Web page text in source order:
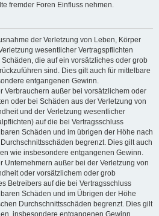
fremder Foren Einfluss nehmen.
der Verletzung von Leben, Körper
wesentlicher Vertragspflichten
die auf ein vorsätzliches oder grob
sind. Dies gilt auch für mittelbare
entgangenen Gewinn.
Verbrauchern außer bei vorsätzlichem oder
oder bei Schäden aus der Verletzung von
und der Verletzung wesentlicher
auf die bei Vertragsschluss
Schäden und im übrigen der Höhe nach
begrenzt. Dies gilt auch
wie insbesondere entgangenen Gewinn.
Unternehmern außer bei der Verletzung von
oder vorsätzlichem oder grob
Betreibers auf die bei Vertragsschluss
Schäden und im Übrigen der Höhe
Durchschnittsschäden begrenzt. Dies gilt
insbesondere entgangenen Gewinn.